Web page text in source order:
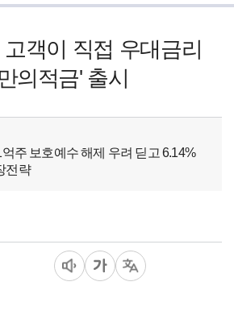
객이 직접 우대금리
의적금' 출시
주 보호예수 해제 우려 딛고 6.14%
전략